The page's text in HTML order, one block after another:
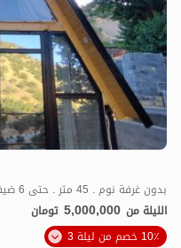
بدون غرفة نوم . 45 متر . حتى 6 ضيف
الليلة من 5,000,000 تومان
10٪ خصم من ليلة 3